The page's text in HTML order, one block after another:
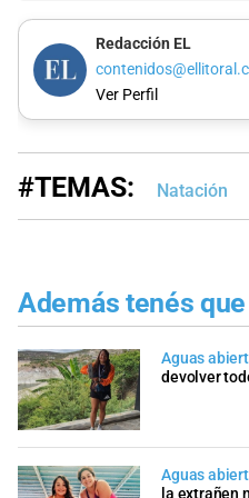
Redacción EL
Ver Perfil
#TEMAS: Natación
Además tenés
Aguas
devolver
Aguas